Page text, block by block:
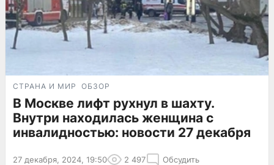
СТРАНА И МИР ОБЗОР
В Москве лифт рухнул в шахту.
Внутри находилась женщина с
инвалидностью: новости 27 декабря
27 декабря, 2024, 19:50 2 497 Обсудить